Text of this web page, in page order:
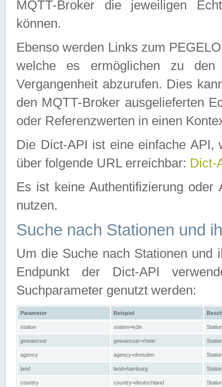
MQTT-Broker die jeweiligen
können.
Ebenso werden Links zum
welche es ermöglichen zu den
Vergangenheit abzurufen. Dies
den MQTT-Broker ausgelieferten
oder Referenzwerten in einen
Die Dict-API ist eine einfache API,
über folgende URL erreichbar: Dict-
Es ist keine Authentifizierung
nutzen.
Suche nach Stationen und
Um die Suche nach Stationen und
Endpunkt der Dict-API
Suchparameter genutzt werden:
Parameter Beispiel
station station=köln
gewaesser gewaesser=rhein
agency agency=dresden
land land=hamburg
country country=deutschland